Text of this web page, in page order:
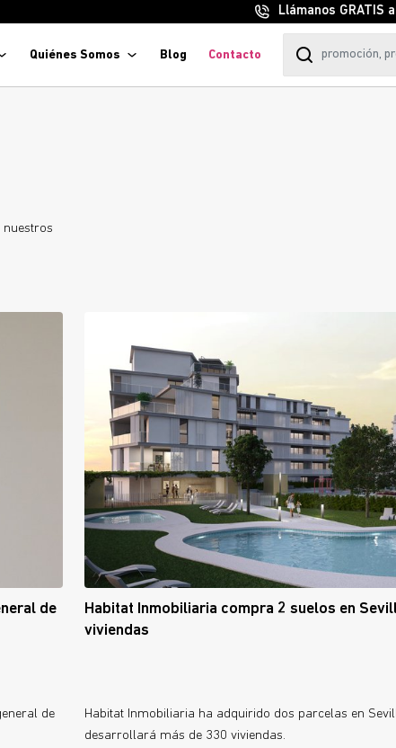
Llámanos GRATIS
Quiénes Somos Blog Contacto
de
de
Habitat Inmobiliaria compra 2 suelos en
viviendas
Habitat Inmobiliaria ha adquirido dos parcelas en
desarrollará más de 330 viviendas.